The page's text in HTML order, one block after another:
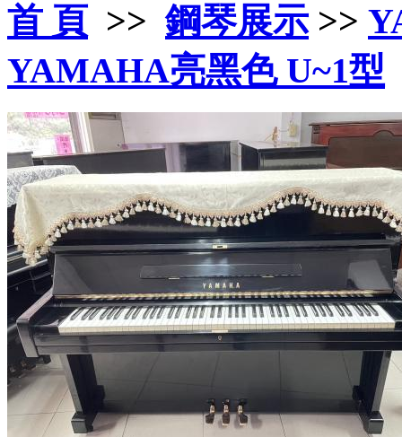
首 頁 >>鋼琴展示>>
YAMAHA亮黑色 U~1型